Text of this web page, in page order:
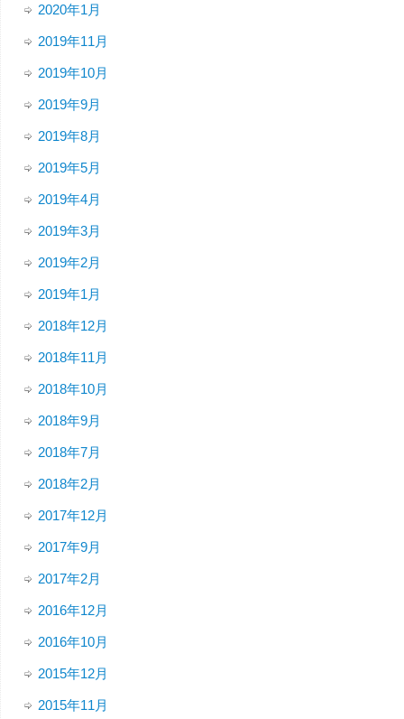
2020年1月
2019年11月
2019年10月
2019年9月
2019年8月
2019年5月
2019年4月
2019年3月
2019年2月
2019年1月
2018年12月
2018年11月
2018年10月
2018年9月
2018年7月
2018年2月
2017年12月
2017年9月
2017年2月
2016年12月
2016年10月
2015年12月
2015年11月